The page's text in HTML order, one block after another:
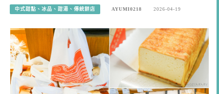
中式甜點、冰品、甜湯、傳統餅店 AYUMI0218 2026-04-19